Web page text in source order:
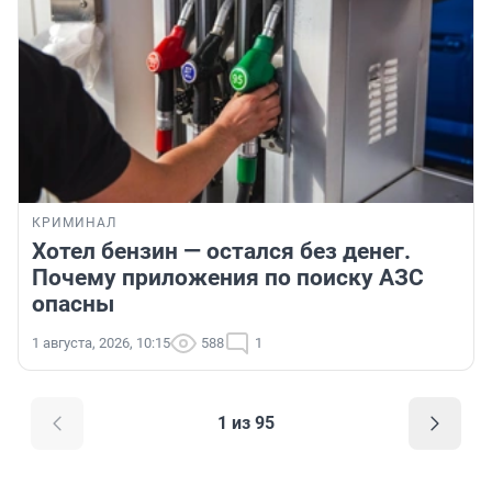
КРИМИНАЛ
Хотел бензин — остался без денег.
Почему приложения по поиску АЗС
опасны
1 августа, 2026, 10:15 588 1
1 из 95